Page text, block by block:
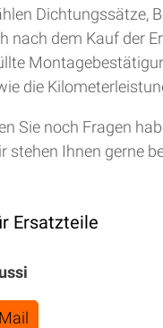
Dichtungssätze,
dem Kauf der
die
Sie noch Fragen
Ihnen gerne
Ersatzteile